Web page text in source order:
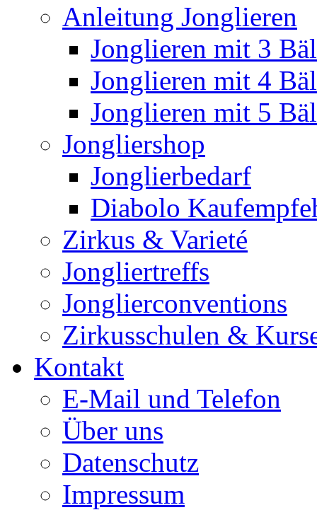
Anleitung Jonglieren
Jonglieren mit 3
Jonglieren mit 4
Jonglieren mit 5
Jongliershop
Jonglierbedarf
Diabolo
Zirkus & Varieté
Jongliertreffs
Jonglierconventions
Zirkusschulen &
Kontakt
E-Mail und Telefon
Über uns
Datenschutz
Impressum